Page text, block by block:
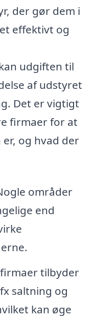
der gør dem i
effektivt og
udgiften til
af udstyret
Det er vigtigt
firmaer for at
og hvad der
områder
end
tilbyder
saltning og
kan øge